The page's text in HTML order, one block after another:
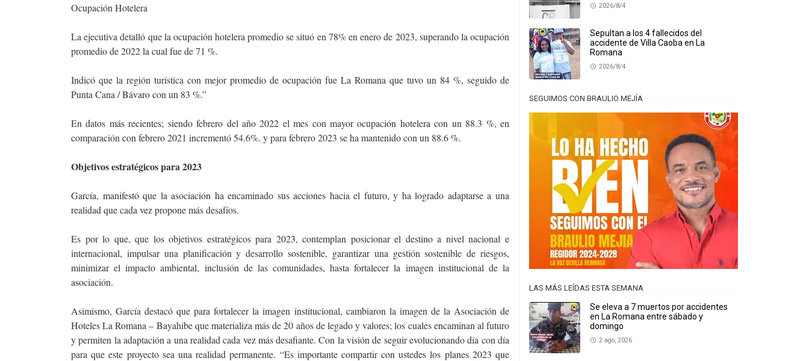
Ocupación Hotelera
La ejecutiva detalló que la ocupación hotelera promedio se situó en 78% en enero de 2023, superando la ocupación
promedio de 2022 la cual fue de 71 %.
Indicó que la región turística con mejor promedio de ocupación fue La Romana que tuvo un 84 %, seguido de
Punta Cana / Bávaro con un 83 %.”
En datos más recientes; siendo febrero del año 2022 el mes con mayor ocupación hotelera con un 88.3 %, en
comparación con febrero 2021 incrementó 54.6%. y para febrero 2023 se ha mantenido con un 88.6 %.
Objetivos estratégicos para 2023
García, manifestó que la asociación ha encaminado sus acciones hacia el futuro, y ha logrado adaptarse a una
realidad que cada vez propone más desafíos.
Es por lo que, que los objetivos estratégicos para 2023, contemplan posicionar el destino a nivel nacional e
internacional, impulsar una planificación y desarrollo sostenible, garantizar una gestión sostenible de riesgos,
minimizar el impacto ambiental, inclusión de las comunidades, hasta fortalecer la imagen institucional de la
asociación.
Asimismo, García destacó que para fortalecer la imagen institucional, cambiaron la imagen de la Asociación de
Hoteles La Romana – Bayahibe que materializa más de 20 años de legado y valores; los cuales encaminan al futuro
y permiten la adaptación a una realidad cada vez más desafiante. Con la visión de seguir evolucionando día con día
para que este proyecto sea una realidad permanente. “Es importante compartir con ustedes los planes 2023 que
2026/8/4
Sepultan a los 4 fallecidos del
accidente de Villa Caoba en La
Romana
2026/8/4
SEGUIMOS CON BRAULIO MEJÍA
LAS MÁS LEÍDAS ESTA SEMANA
Se eleva a 7 muertos por accidentes
en La Romana entre sábado y
domingo
2 ago, 2026